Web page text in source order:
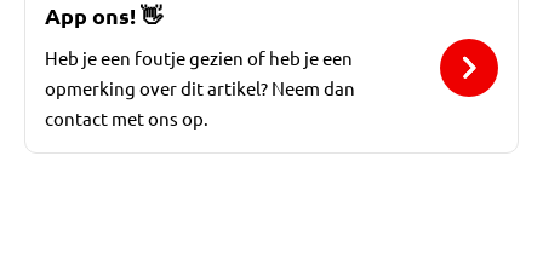
App ons!👋
Heb je een foutje gezien of heb je een
opmerking over dit artikel? Neem dan
contact met ons op.